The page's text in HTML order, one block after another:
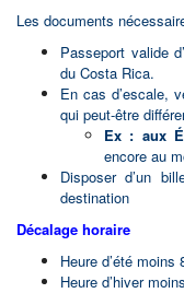
Les documents
Passeport valide
du Costa Rica.
En cas d’escale,
qui peut-être
Ex : aux
encore au
Disposer d’un
destination
Décalage horaire
Heure d’été
Heure d’hiver